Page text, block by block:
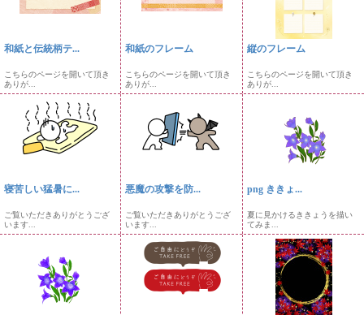
和紙と伝統柄テ...
こちらのページを開いて頂き
ありが...
和紙のフレーム
こちらのページを開いて頂き
ありが...
縦のフレーム
こちらのページを開いて頂き
ありが...
寝苦しい猛暑に...
ご覧いただきありがとうござ
います...
悪魔の攻撃を防...
ご覧いただきありがとうござ
います...
png ききょ...
夏に見かけるききょうを描い
てみま...